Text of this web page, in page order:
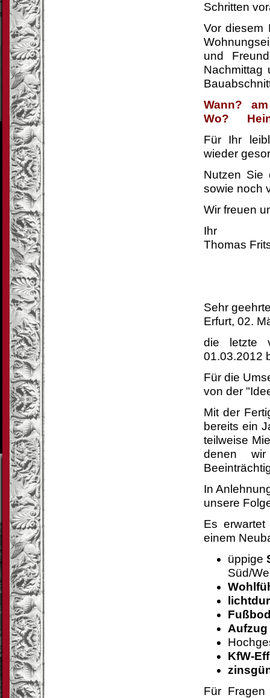
Schritten
Vor diesem
und
Nachmittag
Wann? am
Wo?
Für Ihr
wieder
Nutzen Sie
sowie noch
Wir freuen
Ihr
Thomas
Sehr
Erfurt, 02.
die letzte
01.03.2012
Für die
von der
Mit der
bereits ein
teilweise
denen
In
unsere
Es
einem
üppige
Süd/
Aufzug
KfW-
Für